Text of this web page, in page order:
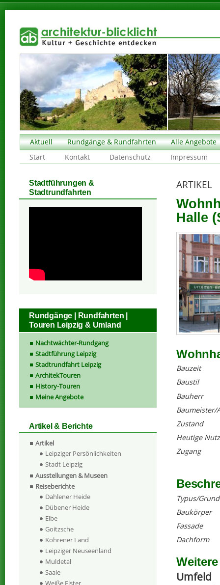
Aktuell Rundgänge & Rundfahrten
Alle Angebote
Start
Kontakt Datenschutz Impressum
ARTIKEL
Halle
Bauzeit
Baustil
Bauherr
Baumeister/
Zustand
Heutige
Zugang
Typus/
Baukörper
Fassade
Dachform
Umfeld
Stadtführungen &
Stadtrundfahrten
Rundgänge | Rundfahrten |
Touren Leipzig & Umland
Nachtwächter-Rundgang
Stadtführung Leipzig
Stadtrundfahrt Leipzig
ArchitekTouren
History-Touren
Meine Angebote
Artikel & Berichte
Artikel
Leipziger Persönlichkeiten
Stadt Leipzig
Ausstellungen & Museen
Reiseberichte
Dahlener Heide
Dübener Heide
Elbe
Goitzsche
Kohrener Land
Leipziger Neuseenland
Muldetal
Saale
Weiße Elster